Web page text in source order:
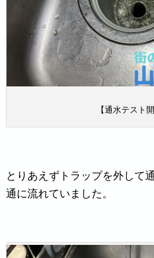
【通水テスト開
とりあえずトラップを外して
通に流れていました。